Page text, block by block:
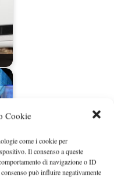
Cookie
come i cookie per
Il consenso a queste
di navigazione o ID
può influire negativamente